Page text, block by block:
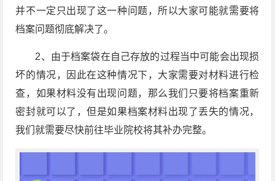
并不一定只出现了这一种问题，所以大家可能就需要将
档案问题彻底解决了。
2、由于档案袋在自己存放的过程当中可能会出现损
坏的情况，因此在这种情况下，大家需要对材料进行检
查，如果材料没有出现问题，那么我们只要将档案重新
密封就可以了，但是如果档案材料出现了丢失的情况，
我们就需要尽快前往毕业院校将其补办完整。